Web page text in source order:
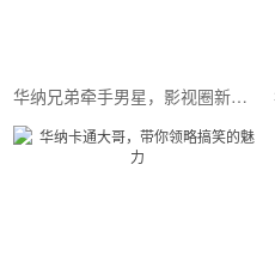
华纳兄弟牵手男星，影视圈新势力崛起